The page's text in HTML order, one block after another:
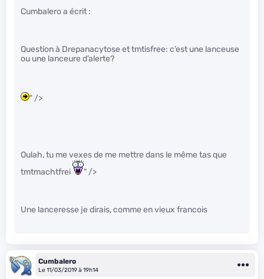
Cumbalero a écrit :
Question à Drepanacytose et tmtisfree: c’est une lanceuse
ou une lanceure d’alerte?
" />
Oulah, tu me vexes de me mettre dans le même tas que
tmtmachtfrei
" />
Une lanceresse je dirais, comme en vieux francois
Cumbalero
Le 11/03/2019 à 19h14